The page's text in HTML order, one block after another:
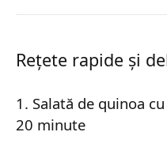
Rețete rapide și
1. Salată de quinoa
20 minute